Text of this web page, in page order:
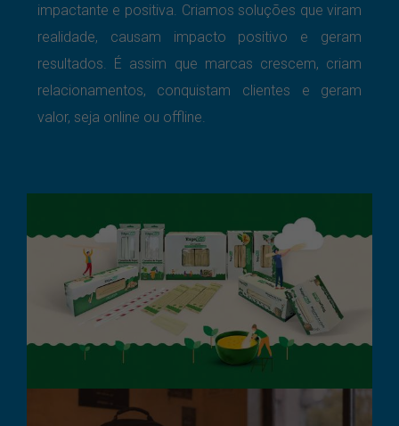
impactante e positiva. Criamos soluções que viram
realidade, causam impacto positivo e geram
resultados. É assim que marcas crescem, criam
relacionamentos, conquistam clientes e geram
valor, seja online ou offline.
Embalagens Linha Talge Eco
Branding Design Gráfico Embalagem